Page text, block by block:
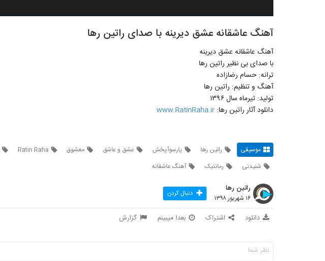
آهنگ عاشقانه عشق دیرینه با صدای راتین رها
آهنگ عاشقانه عشق دیرینه
با صدای بی نظیر راتین رها
ترانه: حسام رضازاده
آهنگ و تنظیم: راتین رها
تولید: تیرماه سال ۱۳۹۶
دانلود آثار راتین رها: www.RatinRaha.ir
موسیقی راتین رها پارسوآپخش عشق و عاشق معشوق Ratin Raha
شنیدنی
رمانتیک آهنگ عاشقانه
راتین رها
۱۶ شهریور ۱۳۹۸ دنبال کردن
دانلود اشتراک بعدا میبینم گزارش